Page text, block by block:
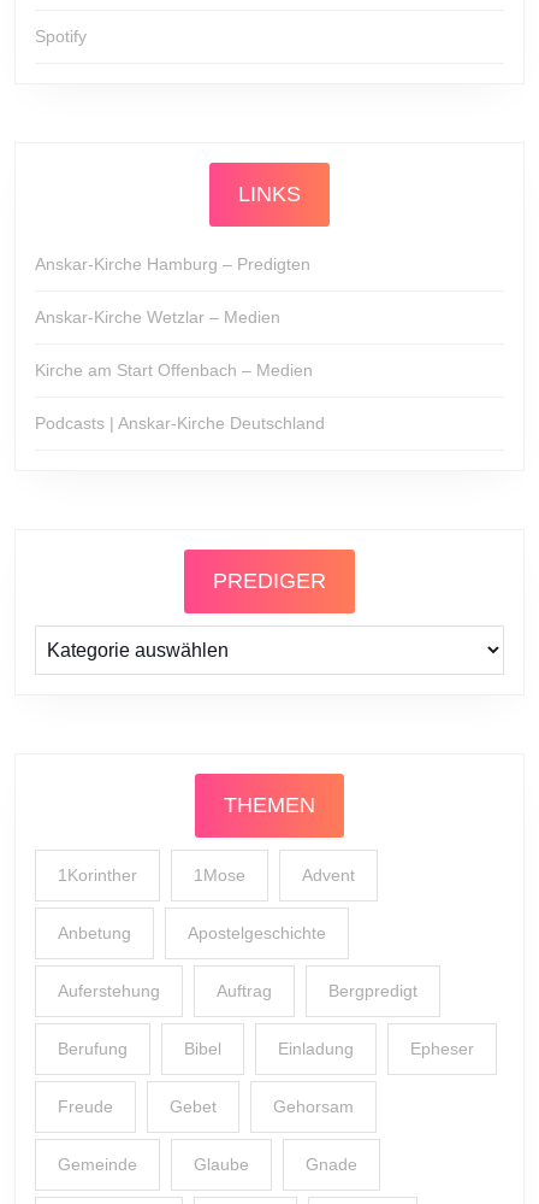
Spotify
LINKS
Anskar-Kirche Hamburg – Predigten
Anskar-Kirche Wetzlar – Medien
Kirche am Start Offenbach – Medien
Podcasts | Anskar-Kirche Deutschland
PREDIGER
Prediger
THEMEN
1Korinther 1Mose Advent
Anbetung Apostelgeschichte
Auferstehung Auftrag Bergpredigt
Berufung Bibel Einladung Epheser
Freude Gebet Gehorsam
Gemeinde Glaube Gnade